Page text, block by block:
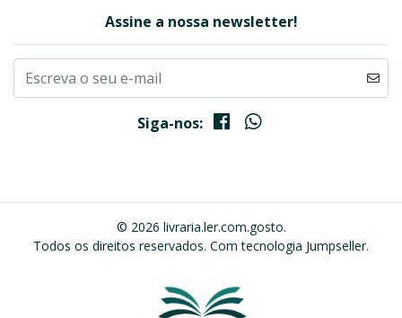
Assine a nossa newsletter!
Siga-nos:
© 2026 livraria.ler.com.gosto.
Todos os direitos reservados. Com tecnologia Jumpseller.